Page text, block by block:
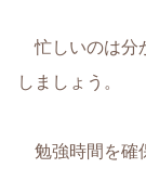
忙しいのは分
しましょう。
勉強時間を確